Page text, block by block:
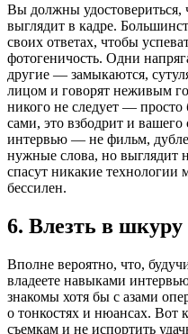
Вы должны
выглядит в кадре.
своих ответах, чтобы
фотогеничость. Одни
другие — замыкаются,
лицом и говорят неживым
никого не следует — просто
сами, это взбодрит и
интервью — не фильм,
нужные слова, но выглядит
спасут никакие технологии
бессилен.
6. Влезть в шкуру
Вполне вероятно, что,
владеете навыками
знакомы хотя бы с азами
о тонкостях и нюансах. Вот
съемкам и не испортить